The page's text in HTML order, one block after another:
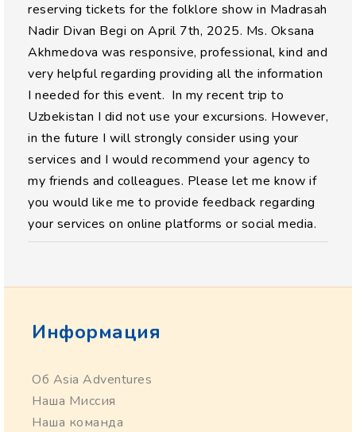
reserving tickets for the folklore show in Madrasah
Nadir Divan Begi on April 7th, 2025. Ms. Oksana
Akhmedova was responsive, professional, kind and
very helpful regarding providing all the information
I needed for this event. In my recent trip to
Uzbekistan I did not use your excursions. However,
in the future I will strongly consider using your
services and I would recommend your agency to
my friends and colleagues. Please let me know if
you would like me to provide feedback regarding
your services on online platforms or social media.
Информация
Об Asia Adventures
Наша Миссия
Наша команда